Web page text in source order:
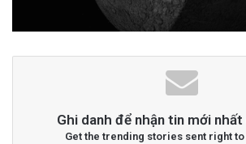
advertisement
Ghi danh để nhận tin mới
Get the trending stories sent right